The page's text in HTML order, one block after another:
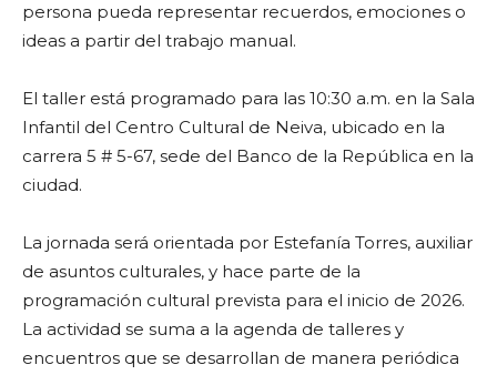
persona pueda representar recuerdos, emociones o
ideas a partir del trabajo manual.
El taller está programado para las 10:30 a.m. en la Sala
Infantil del Centro Cultural de Neiva, ubicado en la
carrera 5 # 5-67, sede del Banco de la República en la
ciudad.
La jornada será orientada por Estefanía Torres, auxiliar
de asuntos culturales, y hace parte de la
programación cultural prevista para el inicio de 2026.
La actividad se suma a la agenda de talleres y
encuentros que se desarrollan de manera periódica